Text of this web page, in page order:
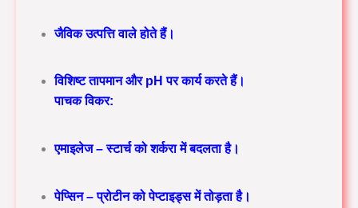
जैविक उत्पत्ति वाले होते हैं।
विशिष्ट तापमान और pH पर कार्य करते हैं।
पाचक विकर:
एमाइलेज – स्टार्च को शर्करा में बदलता है।
पेप्सिन – प्रोटीन को पेप्टाइड्स में तोड़ता है।